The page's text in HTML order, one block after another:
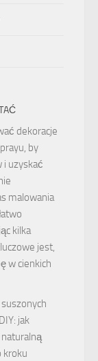
dekoracje
by
i uzyskać
malowania
kilka
jest,
w cienkich
jak
kroku